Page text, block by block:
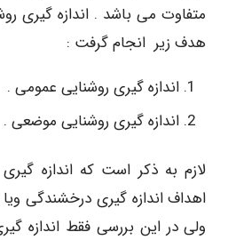
متفاوت می باشد . اندازه گیری
هدف زیر انجام گرفت :
اندازه گیری روشنایی عمومی .
اندازه گیری روشنایی موضعی .
لازم به ذکر است که اندازه
اهداف اندازه گیری درخشندگی
ولی در این بررسی فقط اندازه